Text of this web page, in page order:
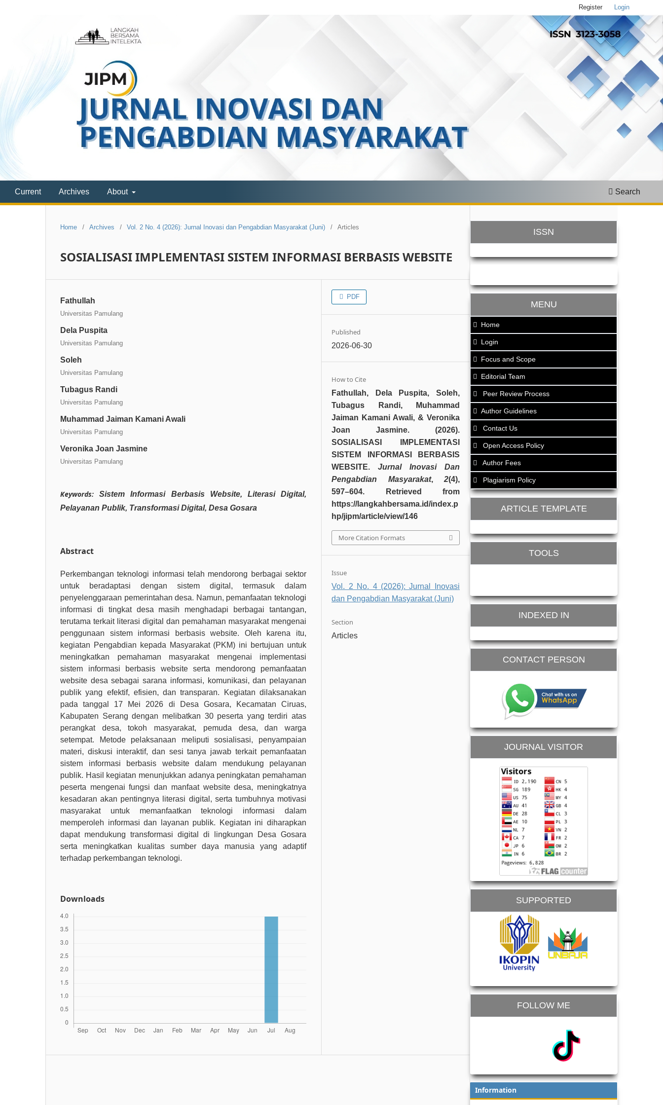
Current Archives About Search
Register Login
Home / Archives / Vol. 2 No. 4 (2026): Jurnal Inovasi dan Pengabdian Masyarakat (Juni) / Articles
SOSIALISASI IMPLEMENTASI SISTEM INFORMASI BERBASIS WEBSITE
Fathullah
Universitas Pamulang
Dela Puspita
Universitas Pamulang
Soleh
Universitas Pamulang
Tubagus Randi
Universitas Pamulang
Muhammad Jaiman Kamani Awali
Universitas Pamulang
Veronika Joan Jasmine
Universitas Pamulang
Keywords:Sistem Informasi Berbasis Website, Literasi Digital,
Pelayanan Publik, Transformasi Digital, Desa Gosara
Abstract
Perkembangan teknologi informasi telah mendorong berbagai sektor
untuk beradaptasi dengan sistem digital, termasuk dalam
penyelenggaraan pemerintahan desa. Namun, pemanfaatan teknologi
informasi di tingkat desa masih menghadapi berbagai tantangan,
terutama terkait literasi digital dan pemahaman masyarakat mengenai
penggunaan sistem informasi berbasis website. Oleh karena itu,
kegiatan Pengabdian kepada Masyarakat (PKM) ini bertujuan untuk
meningkatkan pemahaman masyarakat mengenai implementasi
sistem informasi berbasis website serta mendorong pemanfaatan
website desa sebagai sarana informasi, komunikasi, dan pelayanan
publik yang efektif, efisien, dan transparan. Kegiatan dilaksanakan
pada tanggal 17 Mei 2026 di Desa Gosara, Kecamatan Ciruas,
Kabupaten Serang dengan melibatkan 30 peserta yang terdiri atas
perangkat desa, tokoh masyarakat, pemuda desa, dan warga
setempat. Metode pelaksanaan meliputi sosialisasi, penyampaian
materi, diskusi interaktif, dan sesi tanya jawab terkait pemanfaatan
sistem informasi berbasis website dalam mendukung pelayanan
publik. Hasil kegiatan menunjukkan adanya peningkatan pemahaman
peserta mengenai fungsi dan manfaat website desa, meningkatnya
kesadaran akan pentingnya literasi digital, serta tumbuhnya motivasi
masyarakat untuk memanfaatkan teknologi informasi dalam
memperoleh informasi dan layanan publik. Kegiatan ini diharapkan
dapat mendukung transformasi digital di lingkungan Desa Gosara
serta meningkatkan kualitas sumber daya manusia yang adaptif
terhadap perkembangan teknologi.
Downloads
PDF
Published
2026-06-30
How to Cite
Fathullah, Dela Puspita, Soleh,
Tubagus Randi, Muhammad
Jaiman Kamani Awali, & Veronika
Joan Jasmine. (2026).
SOSIALISASI IMPLEMENTASI
SISTEM INFORMASI BERBASIS
WEBSITE.Jurnal Inovasi Dan
Pengabdian Masyarakat, 2(4),
597–604. Retrieved from
https://langkahbersama.id/index.p
hp/jipm/article/view/146
More Citation Formats
Issue
Vol. 2 No. 4 (2026): Jurnal Inovasi
dan Pengabdian Masyarakat (Juni)
Section
Articles
ISSN
MENU
Home
Login
Focus and Scope
Editorial Team
Peer Review Process
Author Guidelines
Contact Us
Open Access Policy
Author Fees
Plagiarism Policy
ARTICLE TEMPLATE
TOOLS
INDEXED IN
CONTACT PERSON
JOURNAL VISITOR
SUPPORTED
FOLLOW ME
Information